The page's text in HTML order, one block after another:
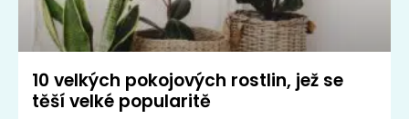
10 velkých pokojových rostlin, jež se
těší velké popularitě